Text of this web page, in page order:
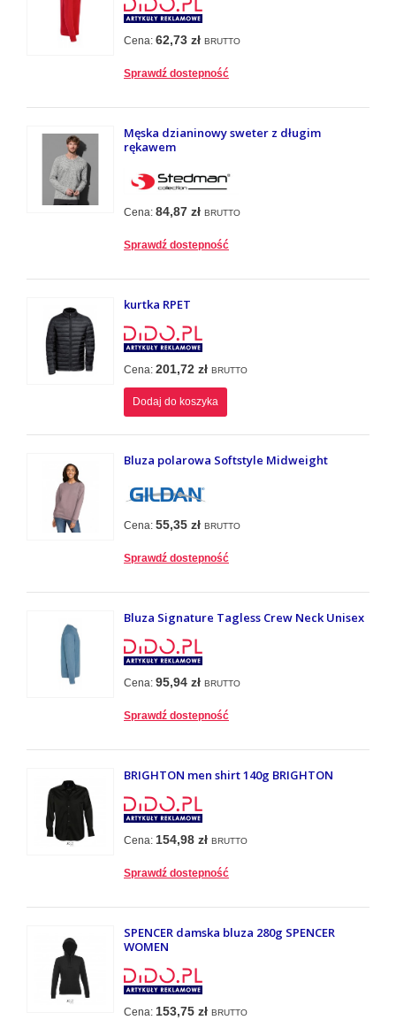
Cena: 62,73 zł BRUTTO
Sprawdź dostepność
Męska dzianinowy sweter z długim
rękawem
Cena: 84,87 zł BRUTTO
Sprawdź dostepność
kurtka RPET
Cena: 201,72 zł BRUTTO
Dodaj do koszyka
Bluza polarowa Softstyle Midweight
Cena: 55,35 zł BRUTTO
Sprawdź dostepność
Bluza Signature Tagless Crew Neck Unisex
Cena: 95,94 zł BRUTTO
Sprawdź dostepność
BRIGHTON men shirt 140g BRIGHTON
Cena: 154,98 zł BRUTTO
Sprawdź dostepność
SPENCER damska bluza 280g SPENCER
WOMEN
Cena: 153,75 zł BRUTTO